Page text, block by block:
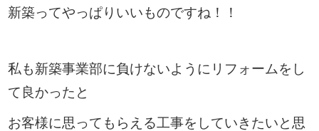
新築ってやっぱりいいものですね！！
私も新築事業部に負けないようにリフォームをし
て良かったと
お客様に思ってもらえる工事をしていきたいと思